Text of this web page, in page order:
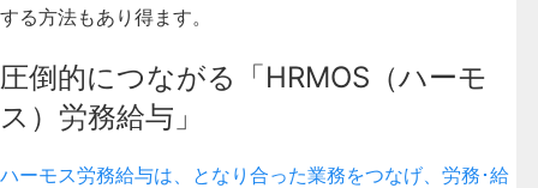
する方法もあり得ます。
圧倒的につながる「HRMOS（ハーモ
ス）労務給与」
ハーモス労務給与は、となり合った業務をつなげ、労務･給